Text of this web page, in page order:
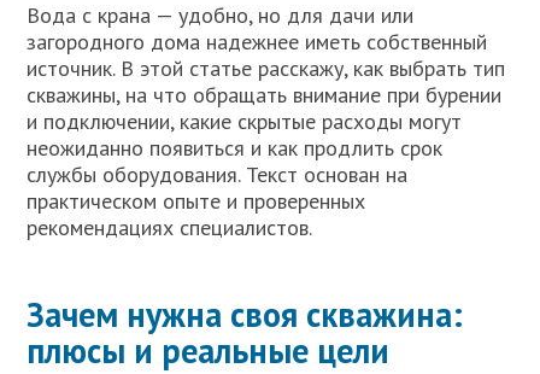
Вода с крана — удобно, но для дачи или
загородного дома надежнее иметь собственный
источник. В этой статье расскажу, как выбрать тип
скважины, на что обращать внимание при бурении
и подключении, какие скрытые расходы могут
неожиданно появиться и как продлить срок
службы оборудования. Текст основан на
практическом опыте и проверенных
рекомендациях специалистов.
Зачем нужна своя скважина:
плюсы и реальные цели